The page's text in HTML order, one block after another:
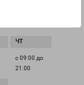
с 09:00 до
21:00